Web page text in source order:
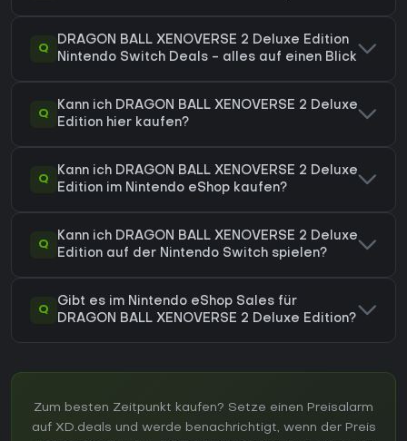
Q
DRAGON BALL XENOVERSE 2 Deluxe Edition
Nintendo Switch Deals - alles auf einen Blick
Q
Kann ich DRAGON BALL XENOVERSE 2 Deluxe
Edition hier kaufen?
Q
Kann ich DRAGON BALL XENOVERSE 2 Deluxe
Edition im Nintendo eShop kaufen?
Q
Kann ich DRAGON BALL XENOVERSE 2 Deluxe
Edition auf der Nintendo Switch spielen?
Q
Gibt es im Nintendo eShop Sales für
DRAGON BALL XENOVERSE 2 Deluxe Edition?
Zum besten Zeitpunkt kaufen? Setze einen Preisalarm
auf XD.deals und werde benachrichtigt, wenn der Preis